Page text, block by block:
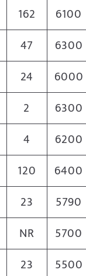
162 6100
47 6300
24 6000
2 6300
4 6200
120 6400
23 5790
NR 5700
23 5500